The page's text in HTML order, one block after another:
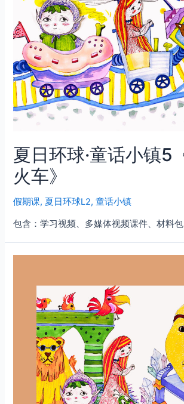
夏日环球·童话小镇5
火车》
假期课, 夏日环球L2,童话小镇
包含：学习视频、多媒体视频课件、材料包